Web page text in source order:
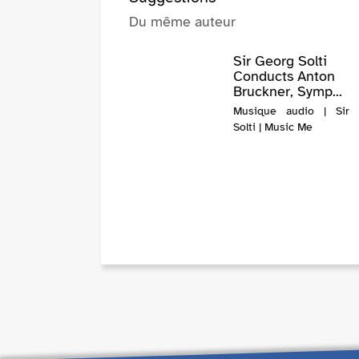
Du même auteur
Sir Georg Solti
Conducts Anton
Bruckner, Symp...
Musique audio | Sir
Solti | Music Me